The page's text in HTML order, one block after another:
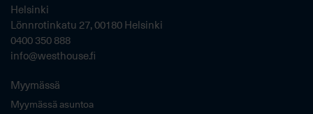
Helsinki
Lönnrotinkatu 27, 00180 Helsinki
0400 350 888
info@westhouse.fi
Myymässä
Myymässä asuntoa